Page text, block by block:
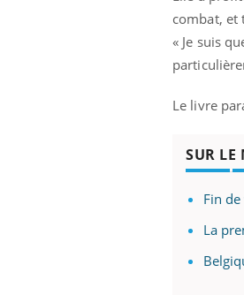
combat, et
« Je suis
Le livre
SUR LE
Fin
La